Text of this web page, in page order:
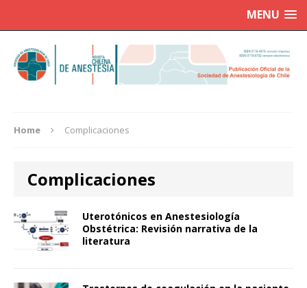
MENU
Home Complicaciones
Complicaciones
Uterotónicos en Anestesiología
Obstétrica: Revisión narrativa de la
literatura